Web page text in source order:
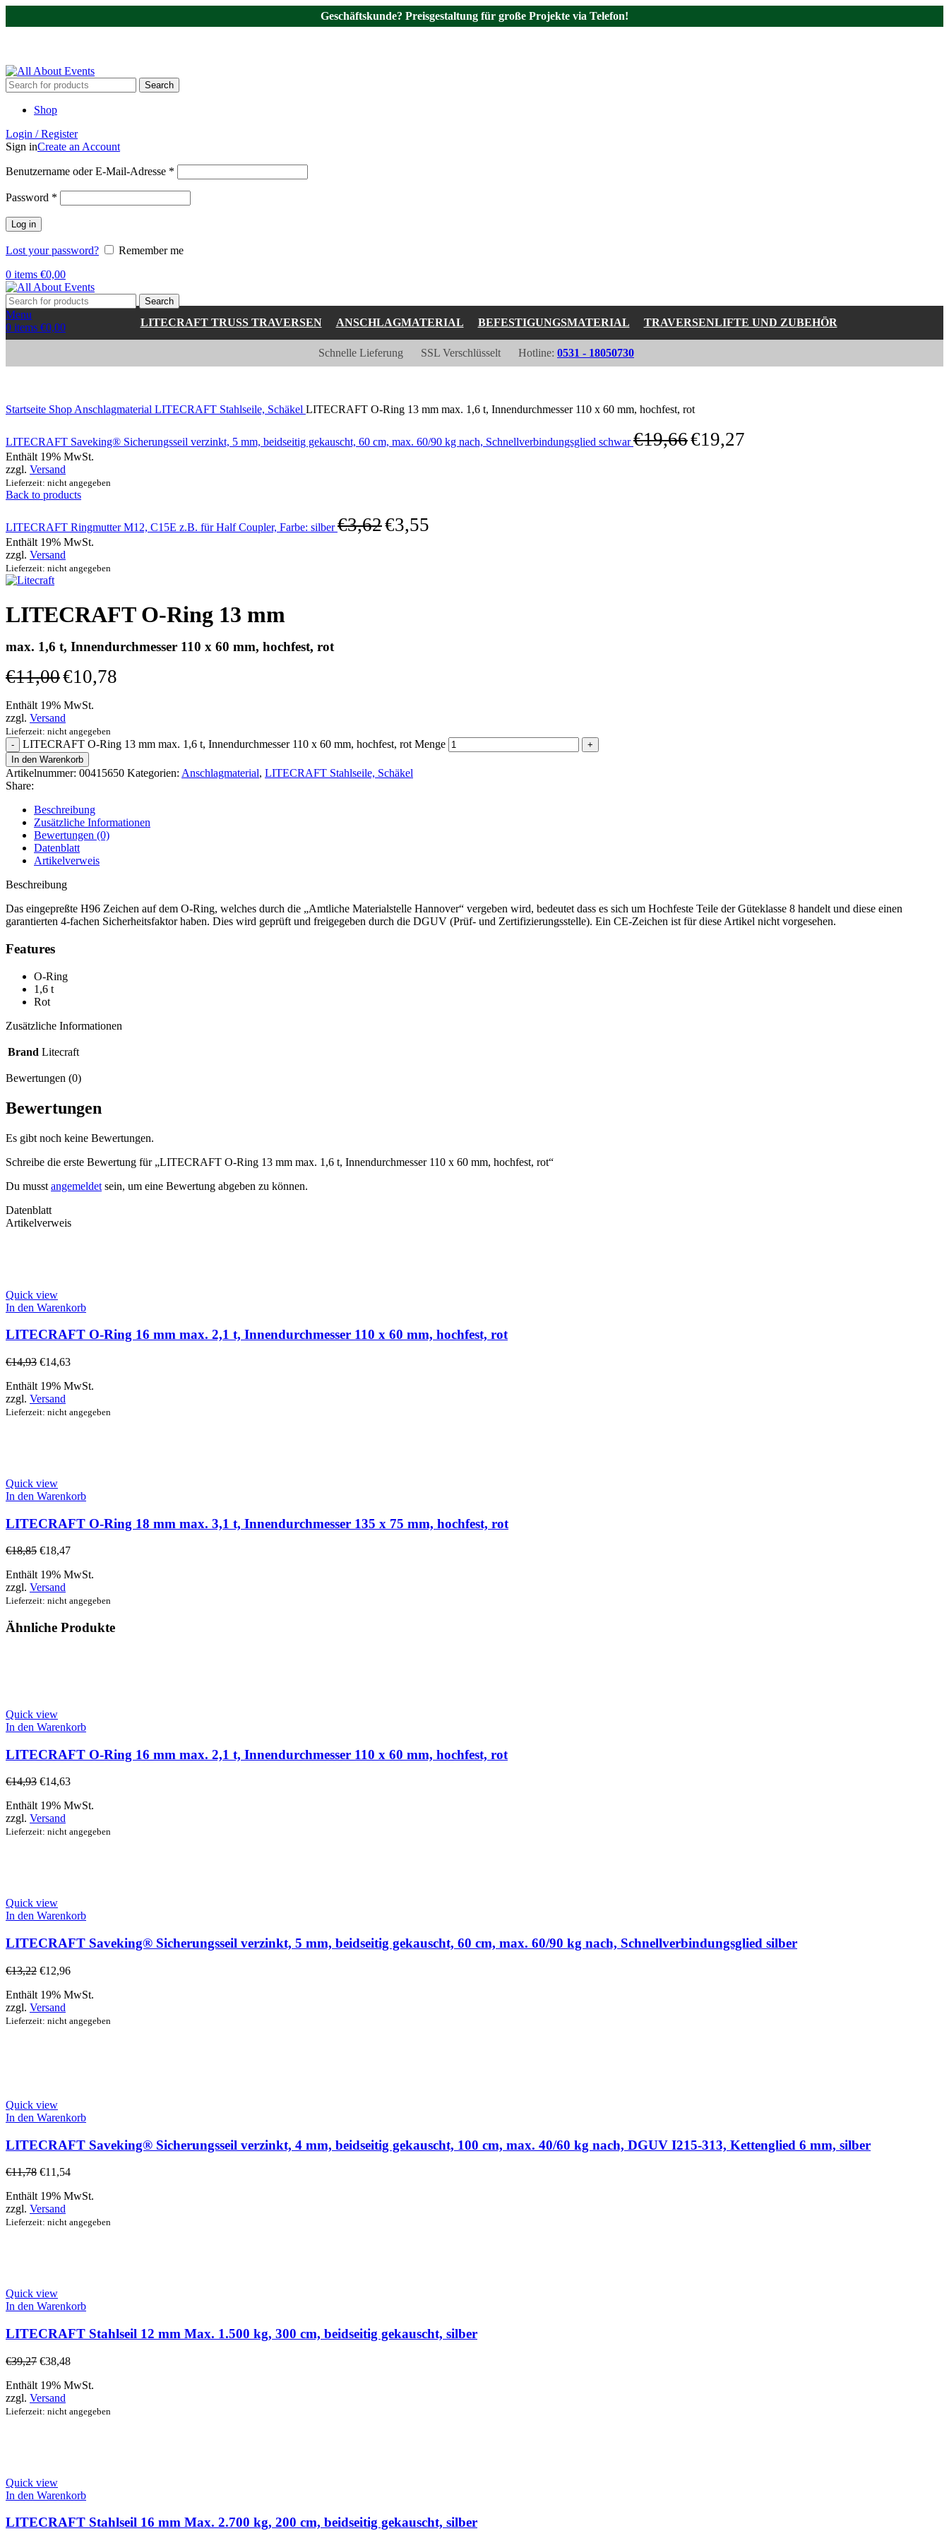
Geschäftskunde? Preisgestaltung für große Projekte via Telefon!
Search
Shop
Login / Register
Sign inCreate an Account
Benutzername oder E-Mail-Adresse *
Password *
Log in
Lost your password?
Remember me
0 items €0,00
Search
Menu
0 items €0,00 LITECRAFT TRUSS TRAVERSEN ANSCHLAGMATERIAL BEFESTIGUNGSMATERIAL TRAVERSENLIFTE UND ZUBEHÖR
Schnelle Lieferung SSL Verschlüsselt Hotline: 0531 - 18050730
Startseite Shop Anschlagmaterial LITECRAFT Stahlseile, Schäkel LITECRAFT O-Ring 13 mm max. 1,6 t, Innendurchmesser 110 x 60 mm, hochfest, rot
LITECRAFT Saveking® Sicherungsseil verzinkt, 5 mm, beidseitig gekauscht, 60 cm, max. 60/90 kg nach, Schnellverbindungsglied schwar€19,66€19,27
Enthält 19% MwSt.
zzgl. Versand
Lieferzeit: nicht angegeben
Back to products
LITECRAFT Ringmutter M12, C15E z.B. für Half Coupler, Farbe: silber€3,62€3,55
Enthält 19% MwSt.
zzgl. Versand
Lieferzeit: nicht angegeben
LITECRAFT O-Ring 13 mm
max. 1,6 t, Innendurchmesser 110 x 60 mm, hochfest, rot
€11,00€10,78
Enthält 19% MwSt.
zzgl. Versand
Lieferzeit: nicht angegeben
LITECRAFT O-Ring 13 mm max. 1,6 t, Innendurchmesser 110 x 60 mm, hochfest, rot Menge
In den Warenkorb
Artikelnummer: 00415650 Kategorien: Anschlagmaterial, LITECRAFT Stahlseile, Schäkel
Share:
Beschreibung
Zusätzliche Informationen
Bewertungen (0)
Datenblatt
Artikelverweis
Beschreibung
Das eingepreßte H96 Zeichen auf dem O-Ring, welches durch die „Amtliche Materialstelle Hannover“ vergeben wird, bedeutet dass es sich um Hochfeste Teile der Güteklasse 8 handelt und diese einen
garantierten 4-fachen Sicherheitsfaktor haben. Dies wird geprüft und freigegeben durch die DGUV (Prüf- und Zertifizierungsstelle). Ein CE-Zeichen ist für diese Artikel nicht vorgesehen.
Features
O-Ring
1,6 t
Rot
Zusätzliche Informationen
Brand Litecraft
Bewertungen (0)
Bewertungen
Es gibt noch keine Bewertungen.
Schreibe die erste Bewertung für „LITECRAFT O-Ring 13 mm max. 1,6 t, Innendurchmesser 110 x 60 mm, hochfest, rot“
Du musst angemeldet sein, um eine Bewertung abgeben zu können.
Datenblatt
Artikelverweis
Quick view
In den Warenkorb
LITECRAFT O-Ring 16 mm max. 2,1 t, Innendurchmesser 110 x 60 mm, hochfest, rot
€14,93 €14,63
Enthält 19% MwSt.
zzgl. Versand
Lieferzeit: nicht angegeben
Quick view
In den Warenkorb
LITECRAFT O-Ring 18 mm max. 3,1 t, Innendurchmesser 135 x 75 mm, hochfest, rot
€18,85 €18,47
Enthält 19% MwSt.
zzgl. Versand
Lieferzeit: nicht angegeben
Ähnliche Produkte
Quick view
In den Warenkorb
LITECRAFT O-Ring 16 mm max. 2,1 t, Innendurchmesser 110 x 60 mm, hochfest, rot
€14,93 €14,63
Enthält 19% MwSt.
zzgl. Versand
Lieferzeit: nicht angegeben
Quick view
In den Warenkorb
LITECRAFT Saveking® Sicherungsseil verzinkt, 5 mm, beidseitig gekauscht, 60 cm, max. 60/90 kg nach, Schnellverbindungsglied silber
€13,22 €12,96
Enthält 19% MwSt.
zzgl. Versand
Lieferzeit: nicht angegeben
Quick view
In den Warenkorb
LITECRAFT Saveking® Sicherungsseil verzinkt, 4 mm, beidseitig gekauscht, 100 cm, max. 40/60 kg nach, DGUV I215-313, Kettenglied 6 mm, silber
€11,78 €11,54
Enthält 19% MwSt.
zzgl. Versand
Lieferzeit: nicht angegeben
Quick view
In den Warenkorb
LITECRAFT Stahlseil 12 mm Max. 1.500 kg, 300 cm, beidseitig gekauscht, silber
€39,27 €38,48
Enthält 19% MwSt.
zzgl. Versand
Lieferzeit: nicht angegeben
Quick view
In den Warenkorb
LITECRAFT Stahlseil 16 mm Max. 2.700 kg, 200 cm, beidseitig gekauscht, silber